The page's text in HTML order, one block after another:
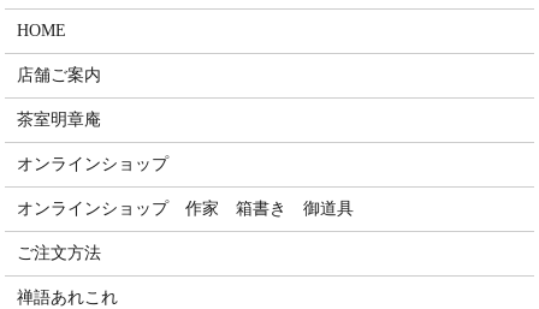
HOME
店舗ご案内
茶室明章庵
オンラインショップ
オンラインショップ 作家 箱書き 御道具
ご注文方法
禅語あれこれ